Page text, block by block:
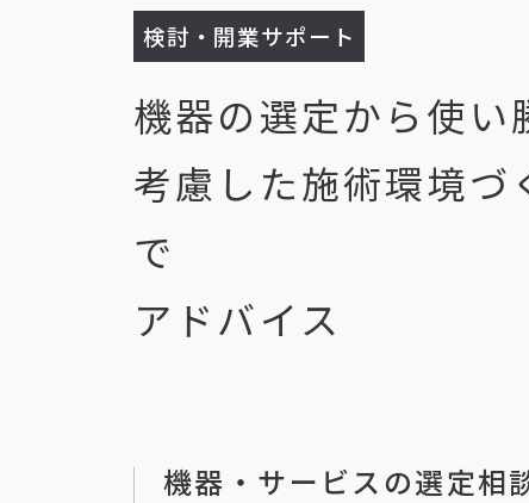
検討・開業サポート
機器の選定から使い
考慮した施術環境づ
で
アドバイス
機器・サービスの選定相